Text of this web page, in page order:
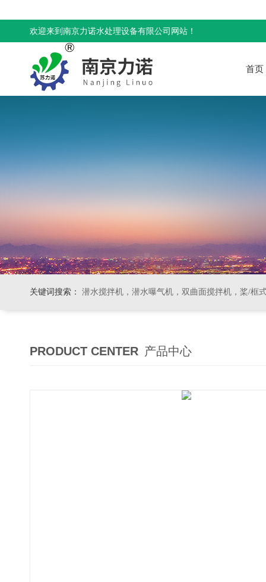
欢迎来到南京力诺水处理设备有限公司网站！
首页
关键词搜索： 潜水搅拌机，潜水曝气机，双曲面搅拌机，桨/框式搅拌
PRODUCT CENTER 产品中心